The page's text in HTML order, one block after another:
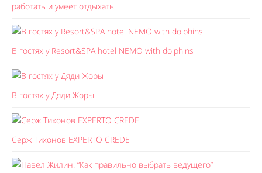
работать и умеет отдыхать
В гостях у Resort&SPA hotel NEMO with dolphins
В гостях у Дяди Жоры
Серж Тихонов EXPERTO CREDE